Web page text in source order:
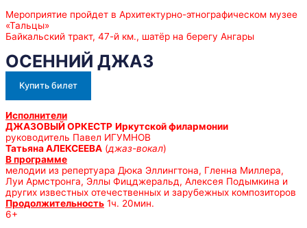
Мероприятие пройдет в Архитектурно-этнографическом музее
«Тальцы»
Байкальский тракт, 47-й км., шатёр на берегу Ангары
ОСЕННИЙ ДЖАЗ
Купить билет
Исполнители
ДЖАЗОВЫЙ ОРКЕСТР Иркутской филармонии
руководитель Павел ИГУМНОВ
Татьяна АЛЕКСЕЕВА (джаз-вокал)
В программе
мелодии из репертуара Дюка Эллингтона, Гленна Миллера,
Луи Армстронга, Эллы Фицджеральд, Алексея Подымкина и
других известных отечественных и зарубежных композиторов
Продолжительность 1ч. 20мин.
6+